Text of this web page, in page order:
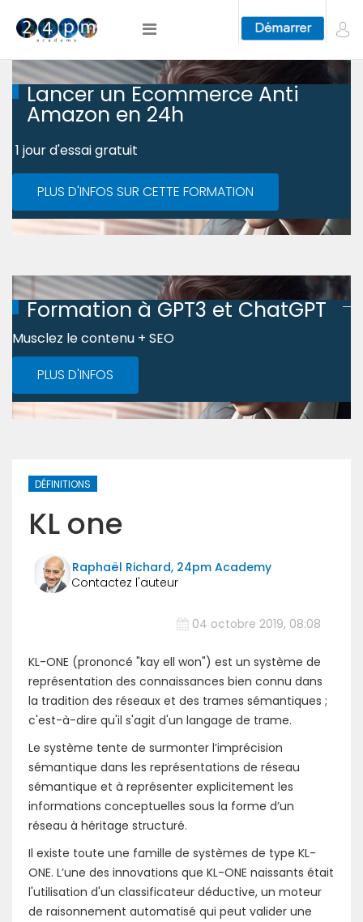
Lancer un Ecommerce Anti
Amazon en 24h
1 jour d'essai gratuit
PLUS D'INFOS SUR CETTE FORMATION
Formation à GPT3 et ChatGPT
Musclez le contenu + SEO
PLUS D'INFOS
DÉFINITIONS
KL one
Raphaël Richard, 24pm Academy
04 octobre 2019, 08:08
KL-ONE (prononcé "kay ell won") est un système de
représentation des connaissances bien connu dans
la tradition des réseaux et des trames sémantiques ;
c'est-à-dire qu'il s'agit d'un langage de trame.
Le système tente de surmonter l’imprécision
sémantique dans les représentations de réseau
sémantique et à représenter explicitement les
informations conceptuelles sous la forme d’un
réseau à héritage structuré.
Il existe toute une famille de systèmes de type KL-
ONE. L’une des innovations que KL-ONE naissants était
l'utilisation d'un classificateur déductive, un moteur
de raisonnement automatisé qui peut valider une